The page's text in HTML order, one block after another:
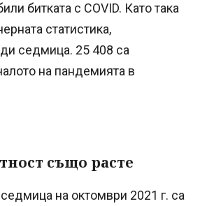
битката с COVID. Като така
статистика,
седмица. 25 408 са
на пандемията в
също расте
на октомври 2021 г. са